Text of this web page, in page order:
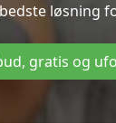
løsning
gratis og